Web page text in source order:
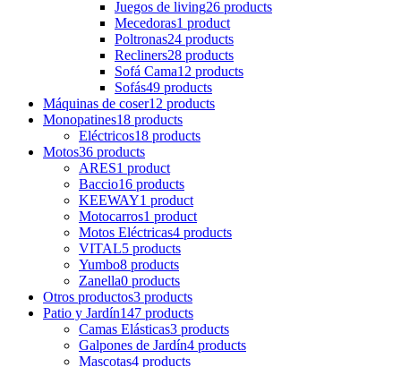
Juegos de living26 products
Mecedoras1 product
Poltronas24 products
Recliners28 products
Sofá Cama12 products
Sofás49 products
Máquinas de coser12 products
Monopatines18 products
Eléctricos18 products
Motos36 products
ARES1 product
Baccio16 products
KEEWAY1 product
Motocarros1 product
Motos Eléctricas4 products
VITAL5 products
Yumbo8 products
Zanella0 products
Otros productos3 products
Patio y Jardín147 products
Camas Elásticas3 products
Galpones de Jardín4 products
Mascotas4 products